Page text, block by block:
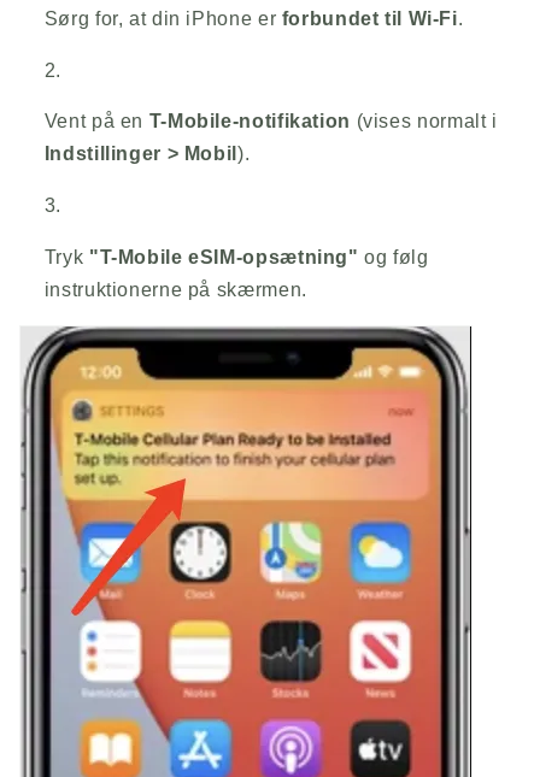
Sørg for, at din iPhone er forbundet til Wi-Fi.
Vent på en T-Mobile-notifikation (vises normalt i
Indstillinger > Mobil ).
Tryk "T-Mobile eSIM-opsætning" og følg
instruktionerne på skærmen.